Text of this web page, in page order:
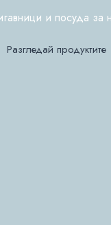
и посуда за
Разгледай продуктите